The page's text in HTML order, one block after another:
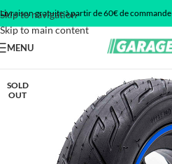
Skip to navigation
Skip to main content
Livraison gratuite à partir de 60€ de commande
MENU
SOLD
OUT